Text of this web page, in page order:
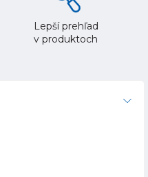
Lepší prehľad
v produktoch